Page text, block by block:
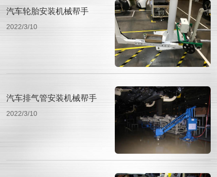
汽车轮胎安装机械帮手
2022/3/10
汽车排气管安装机械帮手
2022/3/10